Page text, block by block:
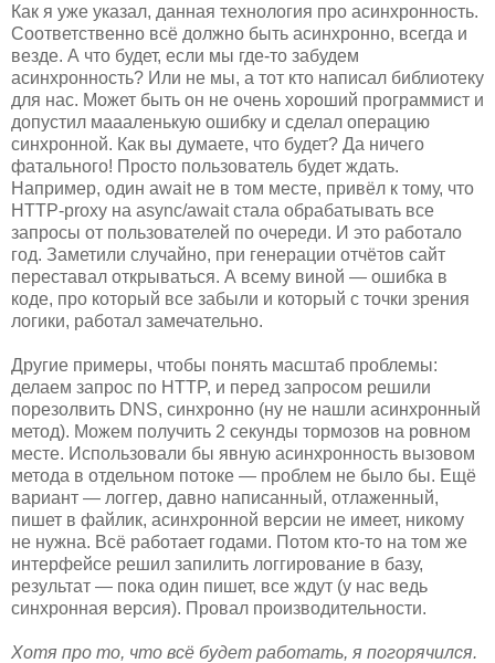
Как я уже указал, данная технология про асинхронность.
Соответственно всё должно быть асинхронно, всегда и
везде. А что будет, если мы где-то забудем
асинхронность? Или не мы, а тот кто написал библиотеку
для нас. Может быть он не очень хороший программист и
допустил маааленькую ошибку и сделал операцию
синхронной. Как вы думаете, что будет? Да ничего
фатального! Просто пользователь будет ждать.
Например, один await не в том месте, привёл к тому, что
HTTP-proxy на async/await стала обрабатывать все
запросы от пользователей по очереди. И это работало
год. Заметили случайно, при генерации отчётов сайт
переставал открываться. А всему виной — ошибка в
коде, про который все забыли и который с точки зрения
логики, работал замечательно.
Другие примеры, чтобы понять масштаб проблемы:
делаем запрос по HTTP, и перед запросом решили
порезолвить DNS, синхронно (ну не нашли асинхронный
метод). Можем получить 2 секунды тормозов на ровном
месте. Использовали бы явную асинхронность вызовом
метода в отдельном потоке — проблем не было бы. Ещё
вариант — логгер, давно написанный, отлаженный,
пишет в файлик, асинхронной версии не имеет, никому
не нужна. Всё работает годами. Потом кто-то на том же
интерфейсе решил запилить логгирование в базу,
результат — пока один пишет, все ждут (у нас ведь
синхронная версия). Провал производительности.
Хотя про то, что всё будет работать, я погорячился.